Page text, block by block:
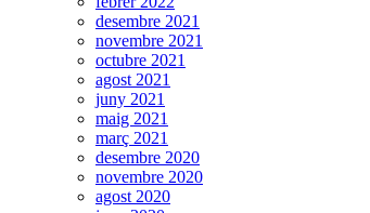
desembre 2021
novembre 2021
octubre 2021
agost 2021
juny 2021
maig 2021
març 2021
desembre 2020
novembre 2020
agost 2020